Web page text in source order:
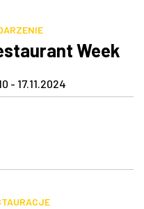
Week
- 17.11.2024